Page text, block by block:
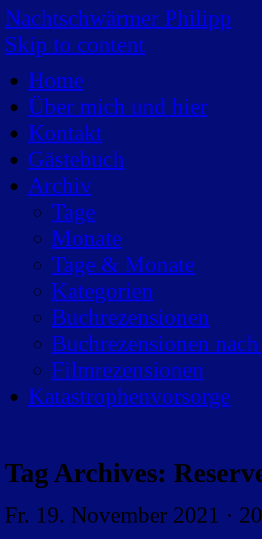
Nachtschwärmer Philipp
Skip to content
Home
Über mich und hier
Kontakt
Gästebuch
Archiv
Tage
Monate
Tage & Monate
Kategorien
Buchrezensionen
Buchrezensionen
Filmrezensionen
Katastrophenvorsorge
Tag Archives:
Fr. 19. November 2021 ·